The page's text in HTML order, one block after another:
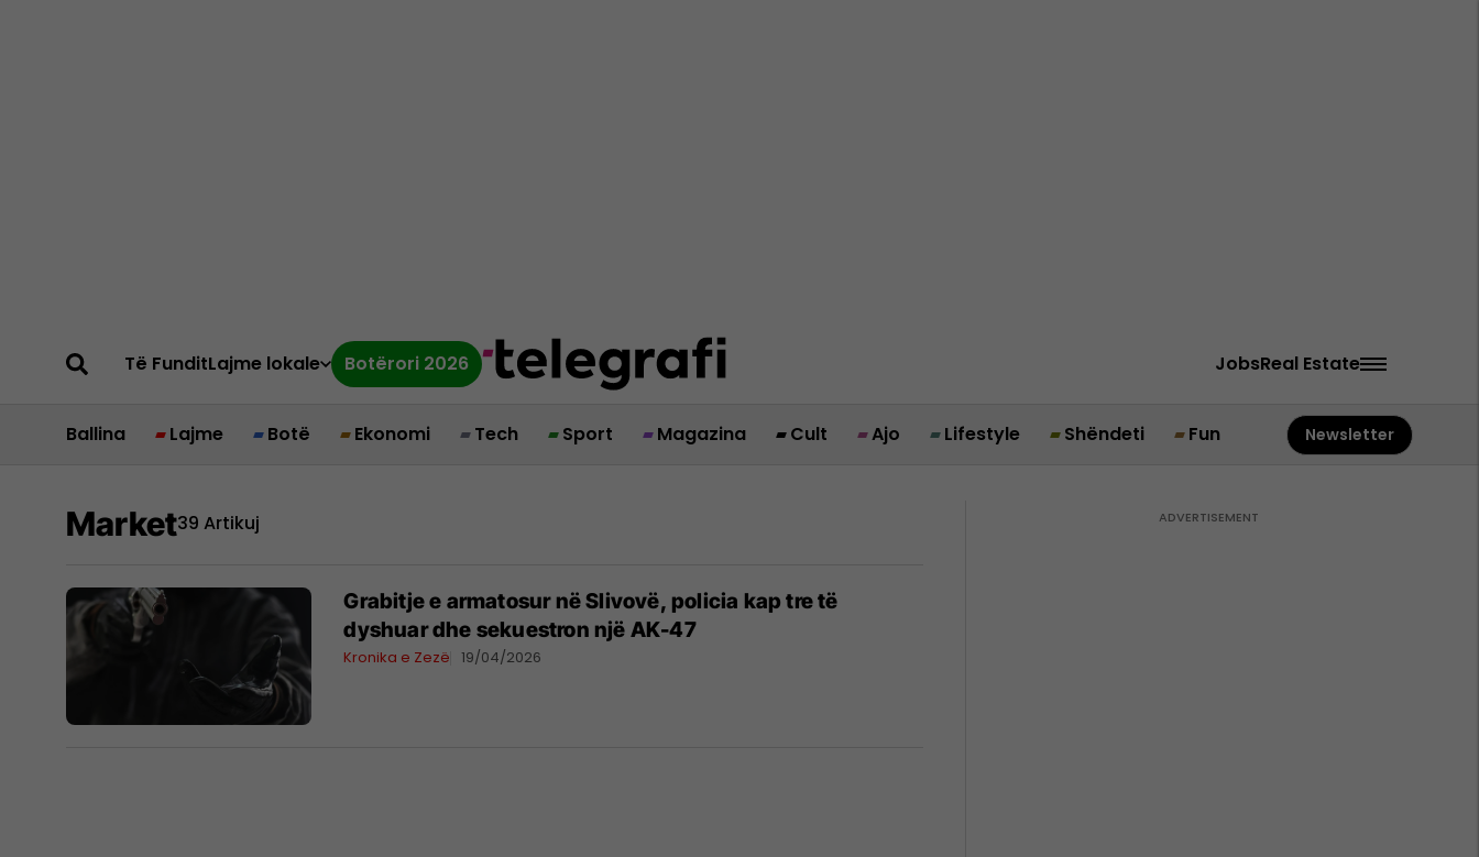
Të FunditLajme lokale Botërori 2026 JobsReal Estate
Ballina Lajme Botë Ekonomi Tech Sport Magazina Cult Ajo Lifestyle Shëndeti Fun Newsletter
Market39 Artikuj
Grabitje e armatosur në Slivovë, policia kap tre të
dyshuar dhe sekuestron një AK-47
Kronika e Zezë 19/04/2026